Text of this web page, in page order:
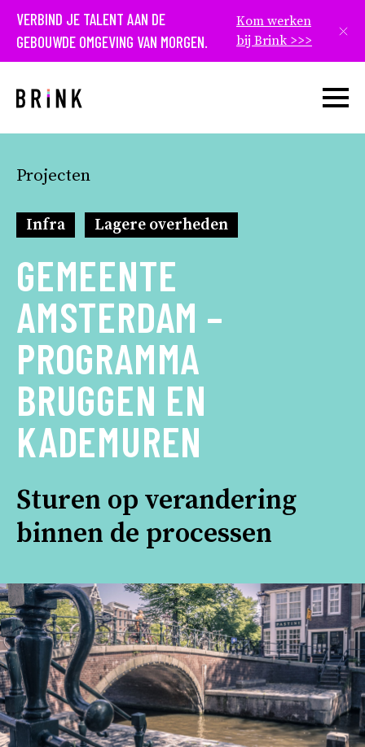
VERBIND JE TALENT AAN DE
GEBOUWDE OMGEVING VAN MORGEN.
Kom werken
bij Brink >>>
Open
Projecten
Infra Lagere overheden
GEMEENTE
AMSTERDAM –
PROGRAMMA
BRUGGEN EN
KADEMUREN
Sturen op verandering
binnen de processen